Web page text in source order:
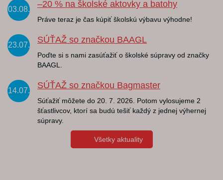
03.08.
–20 % na školské aktovky a batohy
Práve teraz je čas kúpiť školskú výbavu výhodne!
23.07.
SÚŤAŽ so značkou BAAGL
Poďte si s nami zasúťažiť o školské súpravy od značky
BAAGL.
14.07.
SÚŤAŽ so značkou Bagmaster
Súťažiť môžete do 20. 7. 2026. Potom vylosujeme 2
šťastlivcov, ktorí sa budú tešiť každý z jednej výhernej
súpravy.
Všetky aktuality